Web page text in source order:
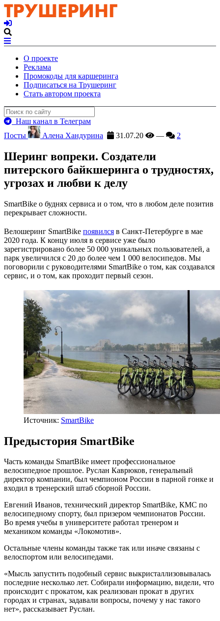
О проекте
Реклама
Промокоды для каршеринга
Подписаться на Трушеринг
Стать автором проекта
Наш канал в Телеграм
Посты
Алена Хандурина 31.07.20 — 2
Шеринг вопреки. Создатели
питерского байкшеринга о трудностях,
угрозах и любви к делу
SmartBike о буднях сервиса и о том, что в любом деле позитив
перекрывает сложности.
Велошеринг SmartBike появился в Санкт-Петербурге в мае
2020 года. К концу июля в сервисе уже было
зарегистрировано более 50 000 уникальных пользователей, а
парк увеличился с 20 до более чем 1 000 велосипедов. Мы
поговорили с руководителями SmartBike о том, как создавался
сервис, и о том, как проходит первый сезон.
Источник: SmartBike
Предыстория SmartBike
Часть команды SmartBike имеет профессиональное
велосипедное прошлое. Руслан Каврюков, генеральный
директор компании, был чемпионом России в парной гонке и
входил в тренерский штаб сборной России.
Евгений Иванов, технический директор SmartBike, КМС по
велосипедному спорту, был призером чемпионатов России.
Во время учебы в университете работал тренером и
механиком команды «Локомотив».
Остальные члены команды также так или иначе связаны с
велоспортом или велосипедами.
«Мысль запустить подобный сервис выкристаллизовывалась
последние несколько лет. Собирали информацию, видели, что
происходит с прокатом, как реализован прокат в других
городах и странах, задавали вопросы, почему у нас такого
нет», рассказывает Руслан.